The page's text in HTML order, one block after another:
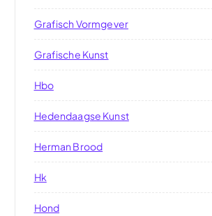
Grafisch Vormgever
Grafische Kunst
Hbo
Hedendaagse Kunst
Herman Brood
Hk
Hond